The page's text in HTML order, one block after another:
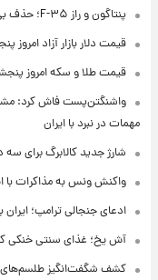
پنتاگون و راز F-۳۵؛ حذف بی‌سابقه گزارش‌های عملکرد جنگنده‌های نسل پنجم
قیمت دلار بازار آزاد امروز پنجشنبه ۱۵ مرداد
قیمت طلا و سکه امروز پنجشنبه ۱۵
واشنگتن‌پست فاش کرد:
مهمات در نبرد با ایران
شارژ جدید کالابرگ برای
واکنش ونس به مذاکرات با
ادعای جنجالی ترامپ؛
آش یخ؛ غذای سنتی خنکی که
کشف شگفت‌انگیز